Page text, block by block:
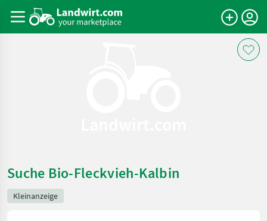
Suche Bio-Fleckvieh-Kalbin
Kleinanzeige